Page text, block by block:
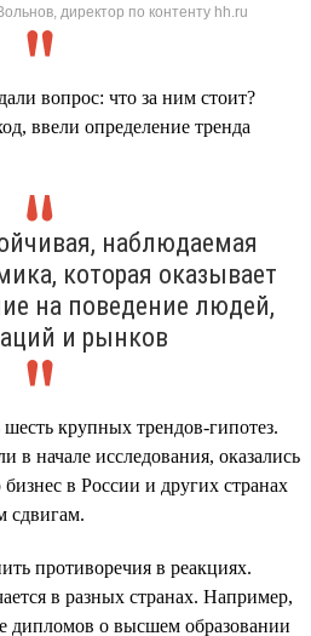
директор по контенту hh.ru
вопрос: что за ним стоит?
ввели определение тренда
наблюдаемая
которая оказывает
на поведение людей,
и рынков
крупных трендов-гипотез.
начале исследования, оказались
в России и других странах
сдвигам.
противоречия в реакциях.
в разных странах. Например,
дипломов о высшем образовании